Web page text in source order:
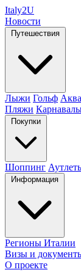
Italy2U
Новости
Путешествия
Лыжи Гольф
Пляжи
Покупки
Шоппинг
Информация
Регионы Италии
Визы и
О проекте